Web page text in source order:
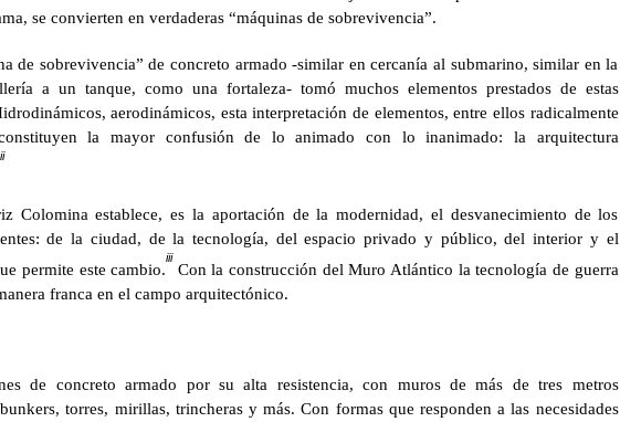
se convierten en verdaderas “máquinas de sobrevivencia”.
de sobrevivencia” de concreto armado -similar en cercanía al submarino, similar en la
a un tanque, como una fortaleza- tomó muchos elementos prestados de estas
aerodinámicos, esta interpretación de elementos, entre ellos radicalmente
la mayor confusión de lo animado con lo inanimado: la arquitectura
ii
Colomina establece, es la aportación de la modernidad, el desvanecimiento de los
de la ciudad, de la tecnología, del espacio privado y público, del interior y el
permite este cambio.
iii
Con la construcción del Muro Atlántico la tecnología de guerra
franca en el campo arquitectónico.
de concreto armado por su alta resistencia, con muros de más de tres metros
torres, mirillas, trincheras y más. Con formas que responden a las necesidades